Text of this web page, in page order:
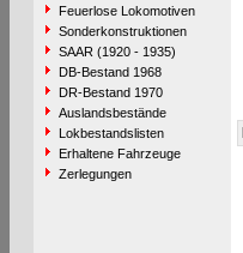
Feuerlose Lokomotiven
Sonderkonstruktionen
SAAR (1920 - 1935)
DB-Bestand 1968
DR-Bestand 1970
Auslandsbestände
Lokbestandslisten
Erhaltene Fahrzeuge
Zerlegungen